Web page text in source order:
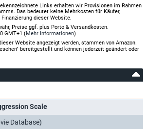
Links erhalten wir Provisionen im Rahmen
Das bedeutet keine Mehrkosten für Käufer,
dieser Website.
Preise ggf. plus Porto & Versandkosten.
GMT+1 (Mehr Informationen)
Website angezeigt werden, stammen von Amazon.
bereitgestellt und können jederzeit geändert oder
Scale
Database)